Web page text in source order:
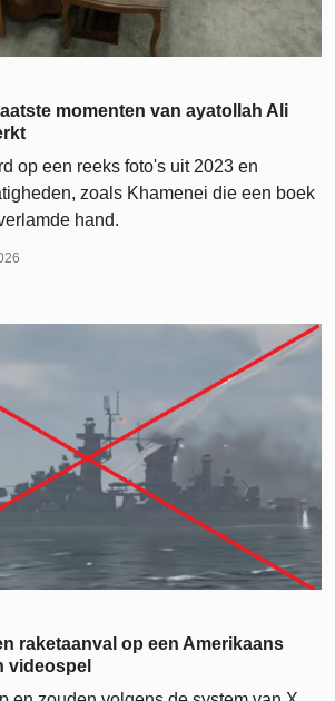
momenten van ayatollah Ali
op een reeks foto's uit 2023 en
zoals Khamenei die een boek
hand.
raketaanval op een Amerikaans
videospel